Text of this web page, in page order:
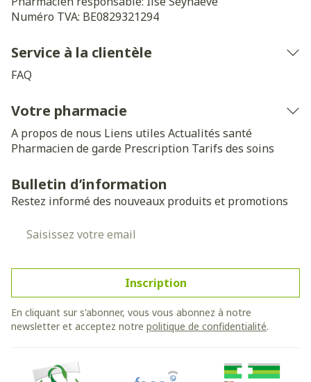
Numéro TVA: BE0829321294
Service à la clientèle
FAQ
Votre pharmacie
A propos de nous Liens utiles Actualités santé
Pharmacien de garde Prescription Tarifs des soins
Bulletin d’information
Restez informé des nouveaux produits et promotions
Inscription
En cliquant sur s'abonner, vous vous abonnez à notre
newsletter et acceptez notre politique de confidentialité.